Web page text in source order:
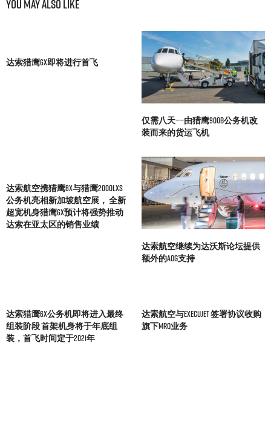
You May Also Like
达索猎鹰6X即将进行首飞
仅需八天——由猎鹰900B公务机改
装而来的货运飞机
达索航空携猎鹰8X与猎鹰2000LXS
公务机亮相新加坡航空展， 全新
超宽机身猎鹰6X预计将强势推动
达索在亚太区的销售业绩
达索航空继续为达沃斯论坛提供
额外的AOG支持
达索猎鹰6X公务机即将进入最终
组装阶段 首架机身将于年底组
装，首飞时间定于2021年
达索航空与ExecuJet 签署协议收购
旗下MRO业务